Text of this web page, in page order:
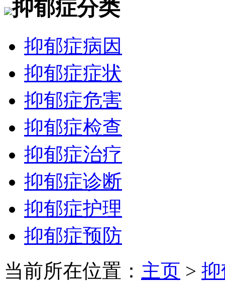
抑郁症分类
抑郁症病因
抑郁症症状
抑郁症危害
抑郁症检查
抑郁症治疗
抑郁症诊断
抑郁症护理
抑郁症预防
当前所在位置： 主页 >